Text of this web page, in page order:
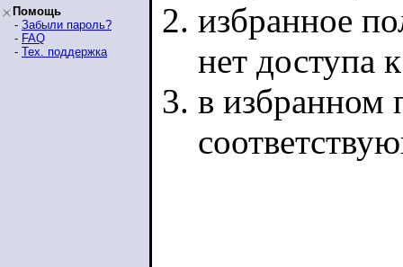
Помощь
- Забыли пароль?
- FAQ
- Тех. поддержка
избранное
нет доступа
в избранном